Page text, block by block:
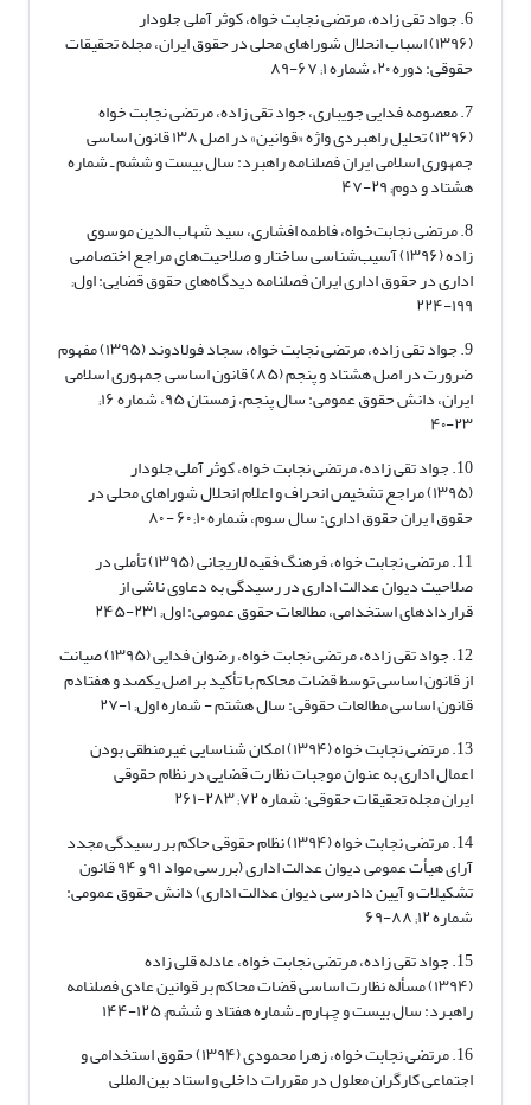
6. جواد تقی زاده، مرتضی نجابت خواه، کوثر آملی جلودار
(۱۳۹۶) اسباب انحلال شوراهای محلی در حقوق ایران، مجله تحقیقات
حقوقی: دوره ۲۰، شماره ۱; ۶۷-۸۹
7. معصومه فدایی جویباری، جواد تقی زاده، مرتضی نجابت خواه
(۱۳۹۶) تحلیل راهبردی واژه «قوانین» در اصل ۱۳۸ قانون اساسی
جمهوری اسلامی ایران فصلنامه راهبرد: سال بیست و ششم ـ شماره
هشتاد و دوم; ۲۹-۴۷
8. مرتضی نجابت‌خواه، فاطمه افشاری، سید شهاب الدین موسوی
زاده (۱۳۹۶) آسیب‌شناسی ساختار و صلاحیت‌های مراجع اختصاصی
اداری در حقوق اداری ایران فصلنامه دیدگاه‌های حقوق قضایی: اول;
۱۹۹-۲۲۴
9. جواد تقی زاده، مرتضی نجابت خواه، سجاد فولادوند (۱۳۹۵) مفهوم
ضرورت در اصل هشتاد و پنجم (۸۵) قانون اساسی جمهوری اسلامی
ایران، دانش حقوق عمومی: سال پنجم، زمستان ۹۵، شماره ۱۶;
۲۳-۴۰
10. جواد تقی زاده، مرتضی نجابت خواه، کوثر آملی جلودار
(۱۳۹۵) مراجع تشخیص انحراف و اعلام انحلال شوراهای محلی در
حقوق ا یران حقوق اداری: سال سوم، شماره ۱۰; ۶۰ - ۸۰
11. مرتضی نجابت خواه، فرهنگ فقیه لاریجانی (۱۳۹۵) تأملی در
صلاحیت دیوان عدالت اداری در رسیدگی به دعاوی ناشی از
قراردادهای استخدامی، مطالعات حقوق عمومی: اول; ۲۳۱-۲۴۵
12. جواد تقی زاده، مرتضی نجابت خواه، رضوان فدایی (۱۳۹۵) صیانت
از قانون اساسی توسط قضات محاکم با تأکید بر اصل یکصد و هفتادم
قانون اساسی مطالعات حقوقی: سال هشتم - شماره اول; ۱-۲۷
13. مرتضی نجابت خواه (۱۳۹۴) امکان شناسایی غیرمنطقی بودن
اعمال اداری به عنوان موجبات نظارت قضایی در نظام حقوقی
ایران مجله تحقیقات حقوقی: شماره ۷۲; ۲۸۳-۲۶۱
14. مرتضی نجابت خواه (۱۳۹۴) نظام حقوقی حاکم بر رسیدگی مجدد
آرای هیأت عمومی دیوان عدالت اداری (بررسی مواد ۹۱ و ۹۴ قانون
تشکیلات و آیین دادرسی دیوان عدالت اداری) دانش حقوق عمومی:
شماره ۱۲; ۸۸-۶۹
15. جواد تقی زاده، مرتضی نجابت خواه، عادله قلی زاده
(۱۳۹۴) مسأله نظارت اساسی قضات محاکم بر قوانین عادی فصلنامه
راهبرد: سال بیست و چهارم ـ شماره هفتاد و ششم; ۱۲۵-۱۴۴
16. مرتضی نجابت خواه، زهرا محمودی (۱۳۹۴) حقوق استخدامی و
اجتماعی کارگران معلول در مقررات داخلی و استاد بین المللی